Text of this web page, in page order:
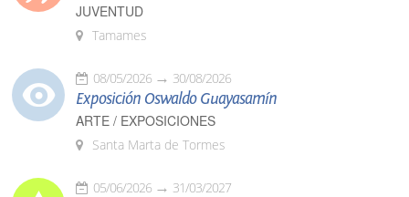
JUVENTUD
Tamames
08/05/2026 30/08/2026
Exposición Oswaldo Guayasamín
ARTE / EXPOSICIONES
Santa Marta de Tormes
05/06/2026 31/03/2027